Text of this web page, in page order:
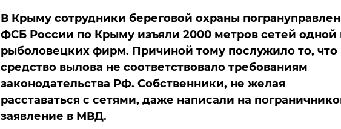
В Крыму сотрудники береговой охраны
ФСБ России по Крыму изъяли 2000 метров сетей одной
рыболовецких фирм. Причиной тому послужило то, что
средство вылова не соответствовало требованиям
законодательства РФ. Собственники, не желая
расставаться с сетями, даже написали на
заявление в МВД.